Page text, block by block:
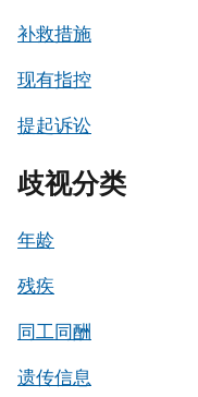
补救措施
现有指控
提起诉讼
歧视分类
年龄
残疾
同工同酬
遗传信息